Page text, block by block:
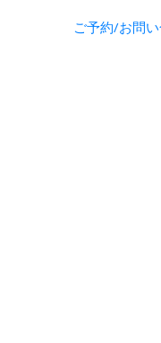
ご予約/お問